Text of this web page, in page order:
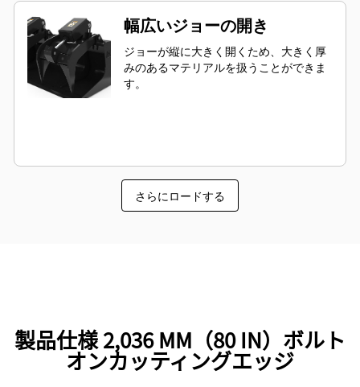
幅広いジョーの開き
ジョーが縦に大きく開くため、大きく厚
みのあるマテリアルを扱うことができま
す。
さらにロードする
製品仕様 2,036 MM（80 IN）ボルト
オンカッティングエッジ